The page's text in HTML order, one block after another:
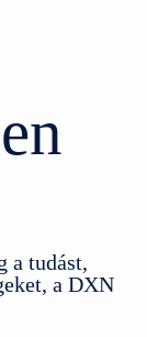
a tudást,
a DXN